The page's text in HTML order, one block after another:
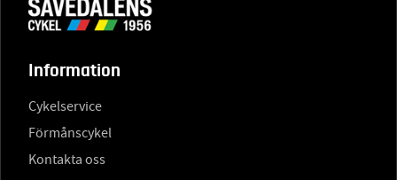
Information
Cykelservice
Förmånscykel
Kontakta oss